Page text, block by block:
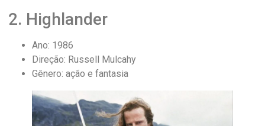
2. Highlander
Ano: 1986
Direção: Russell Mulcahy
Gênero: ação e fantasia